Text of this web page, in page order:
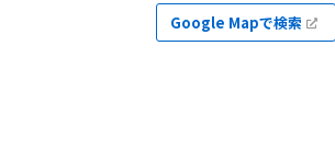
Google Mapで検索